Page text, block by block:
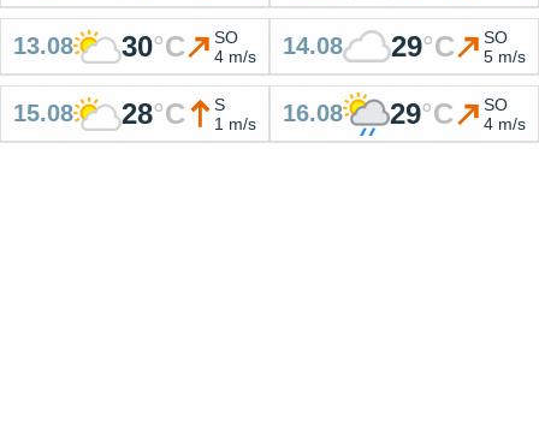
13.08 30°C
SO
4 m/s
14.08 29°C
SO
5 m/s
15.08 28°C
S
1 m/s
16.08 29°C
SO
4 m/s